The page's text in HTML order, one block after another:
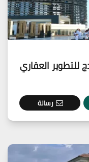
العقاري
رسالة